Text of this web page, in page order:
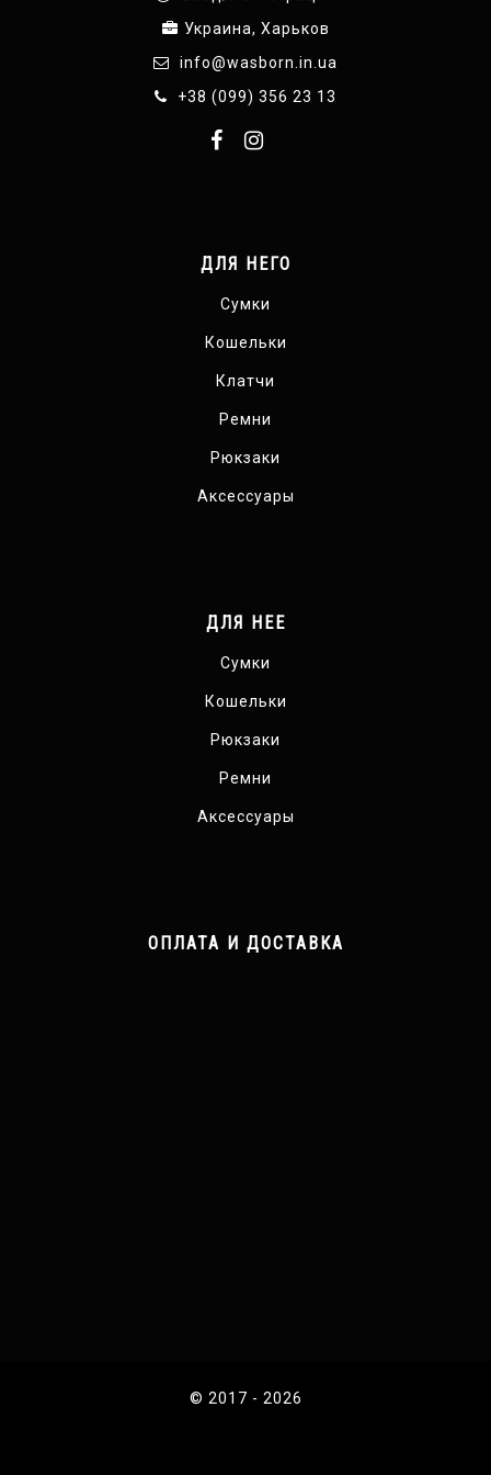
Украина, Харьков
info@wasborn.in.ua
+38 (099) 356 23 13
ДЛЯ НЕГО
Сумки
Кошельки
Клатчи
Ремни
Рюкзаки
Аксессуары
ДЛЯ НЕЕ
Сумки
Кошельки
Рюкзаки
Ремни
Аксессуары
ОПЛАТА И ДОСТАВКА
© 2017 - 2026